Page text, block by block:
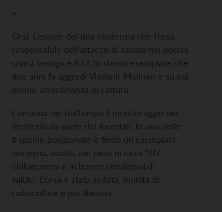
>
Orsi. L’esame del dna conferma che l’orsa
responsabile dell’attacco di sabato nei boschi
sopra Terlago è KJ2, lo stesso esemplare che
due anni fa aggredì Vladimir Molinari e su cui
pende un’ordinanza di cattura.
Continua nel frattempo il monitoraggio del
territorio da parte dei forestali. In una delle
trappole posizionate è finito un esemplare
femmina, adulta, del peso di circa 107
chilogrammi e in buone condizioni di
salute. L’orsa è stata sedata, munita di
radiocollare e poi liberata.